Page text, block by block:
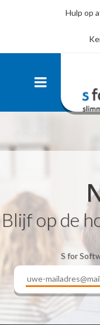
Hulp op
Blijf op de
S for